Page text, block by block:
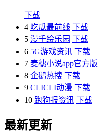
下载
4 吃瓜最前线 下载
5 漫千绘乐园 下载
6 5G游戏资讯 下载
7 麦穗小说app官方版
8 企鹅热搜 下载
9 CLICLI动漫 下载
10 跑狗报资讯 下载
最新更新